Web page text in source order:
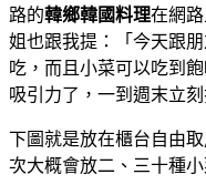
路的韓鄉韓國料理在網
姐也跟我提：「今天跟
吃，而且小菜可以吃到飽
吸引力了，一到週末立
下圖就是放在櫃台自由
次大概會放二、三十種